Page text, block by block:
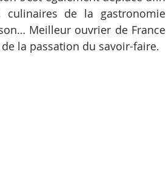
de la gastronomie
Meilleur ouvrier de France
la passation du savoir-faire.